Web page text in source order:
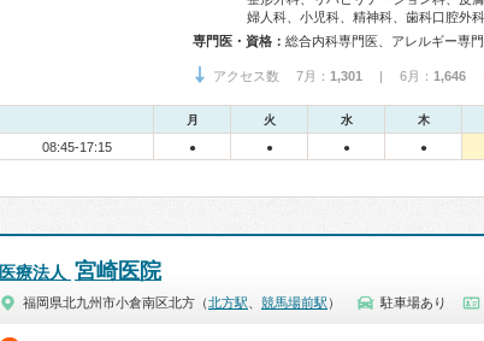
婦人科、小児科、精神科、歯科口腔外
専門医・資格：
アクセス数 7月： 1,301 | 6月： 1,646 |
月 火 水 木
08:45-17:15 ● ● ● ●
医療法人 宮崎医院
福岡県北九州市小倉南区北方（北方駅 競馬場前駅 ） 駐車場あり